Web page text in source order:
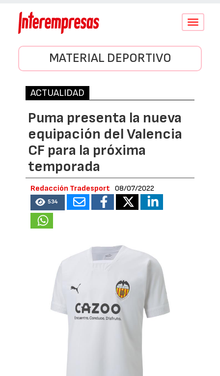
Conmutar
MATERIAL DEPORTIVO
ACTUALIDAD
Puma presenta la nueva
equipación del Valencia
CF para la próxima
temporada
Redacción Tradesport 08/07/2022
534